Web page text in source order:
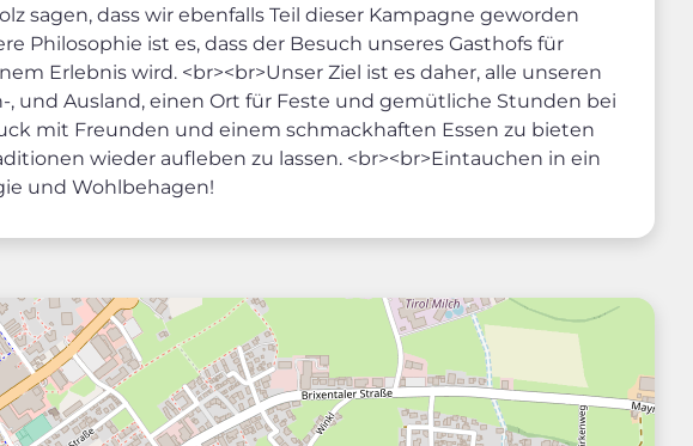
sagen, dass wir ebenfalls Teil dieser Kampagne geworden
Philosophie ist es, dass der Besuch unseres Gasthofs für
Erlebnis wird. <br><br>Unser Ziel ist es daher, alle unseren
, und Ausland, einen Ort für Feste und gemütliche Stunden bei
mit Freunden und einem schmackhaften Essen zu bieten
wieder aufleben zu lassen. <br><br>Eintauchen in ein
und Wohlbehagen!